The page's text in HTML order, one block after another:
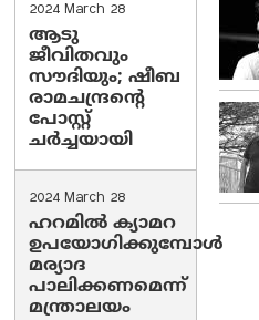
2024 March 28
ആടു
ജീവിതവും
സൗദിയും; ഷീബ
രാമചന്ദ്രന്റെ
പോസ്റ്റ്
ചര്‍ച്ചയായി
2024 March 28
ഹറമില്‍ ക്യാമറ
ഉപയോഗിക്കുമ്പോള്‍
മര്യാദ
പാലിക്കണമെന്ന്
മന്ത്രാലയം